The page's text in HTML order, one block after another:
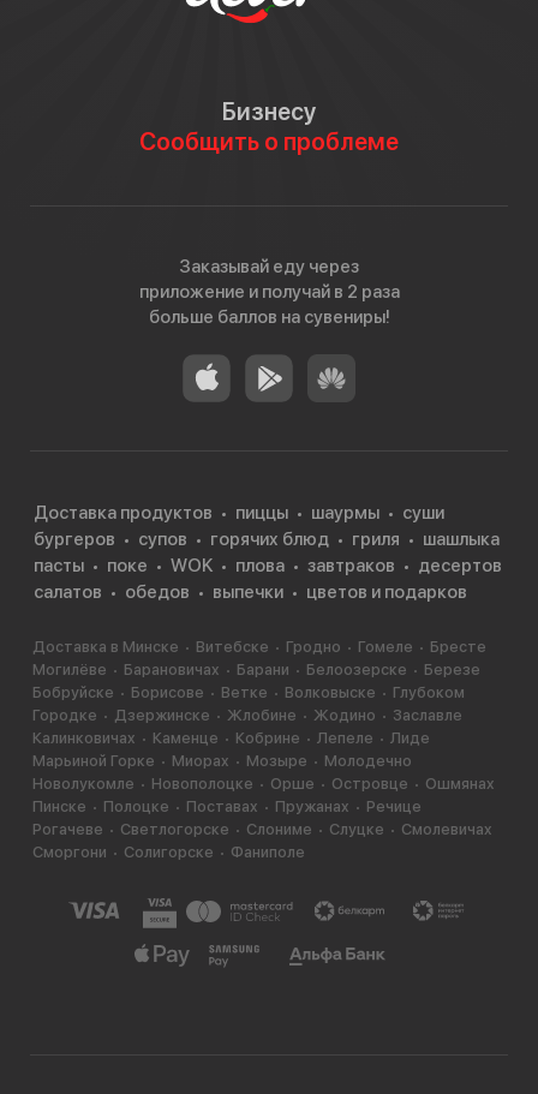
Бизнесу
Сообщить о проблеме
Заказывай еду через
приложение и получай в 2 раза
больше баллов на сувениры!
Доставка продуктов пиццы шаурмы
суши
бургеров
супов горячих блюд гриля
шашлыка
пасты
поке WOK плова завтраков
десертов
салатов
обедов выпечки цветов и подарков
Доставка в Минске Витебске Гродно Гомеле
Бресте
Могилёве
Барановичах Барани Белоозерске
Березе
Бобруйске
Борисове Ветке Волковыске
Глубоком
Городке
Дзержинске Жлобине Жодино
Заславле
Калинковичах
Каменце Кобрине Лепеле
Лиде
Марьиной Горке
Миорах Мозыре
Молодечно
Новолукомле
Новополоцке Орше Островце
Ошмянах
Пинске
Полоцке Поставах Пружанах
Речице
Рогачеве
Светлогорске Слониме Слуцке
Смолевичах
Сморгони
Солигорске Фаниполе